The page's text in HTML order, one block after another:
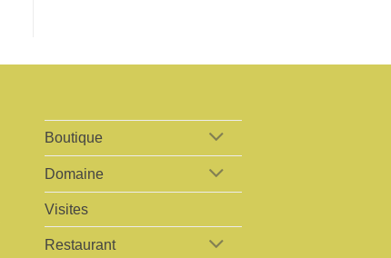
Boutique
Domaine
Visites
Restaurant